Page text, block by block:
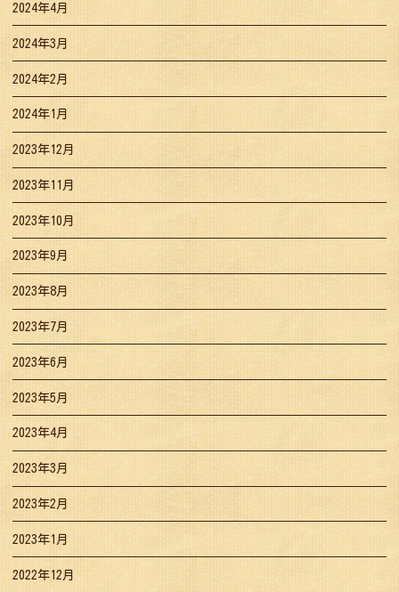
2024年4月
2024年3月
2024年2月
2024年1月
2023年12月
2023年11月
2023年10月
2023年9月
2023年8月
2023年7月
2023年6月
2023年5月
2023年4月
2023年3月
2023年2月
2023年1月
2022年12月